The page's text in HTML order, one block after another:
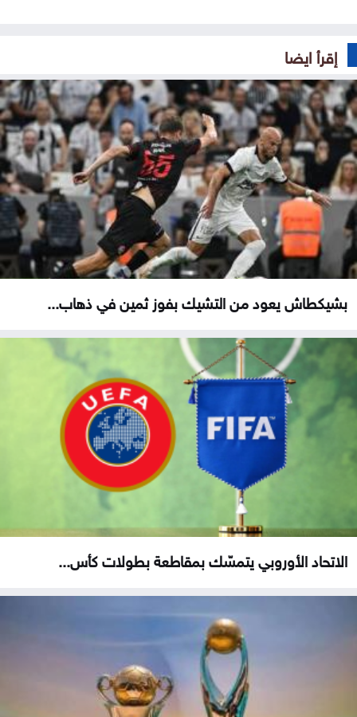
إقرأ ايضا
بشيكطاش يعود من التشيك بفوز ثمين في ذهاب...
الاتحاد الأوروبي يتمسّك بمقاطعة بطولات كأس...